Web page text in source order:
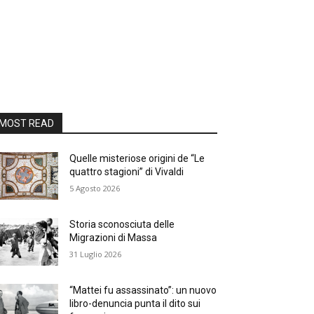
READ
Quelle misteriose origini de “Le
quattro stagioni” di Vivaldi
5 Agosto 2026
Storia sconosciuta delle
Migrazioni di Massa
31 Luglio 2026
“Mattei fu assassinato”: un nuovo
libro-denuncia punta il dito sui